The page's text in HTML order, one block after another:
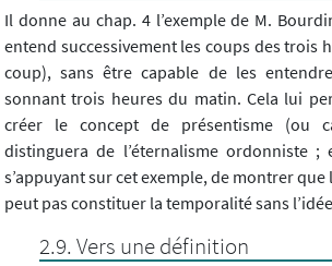
Il donne au chap. 4 l’exemple de M.
entend successivement les coups des trois
coup), sans être capable de les
sonnant trois heures du matin. Cela lui
créer le concept de présentisme (ou
distinguera de l’éternalisme ordonniste ;
s’appuyant sur cet exemple, de montrer que
peut pas constituer la temporalité sans
Vers une définition